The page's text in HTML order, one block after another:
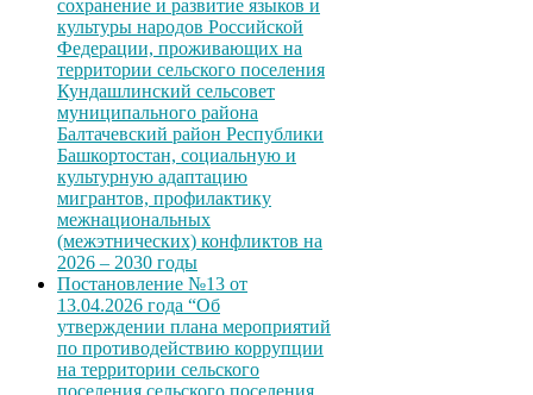
сохранение и развитие языков и
культуры народов Российской
Федерации, проживающих на
территории сельского поселения
Кундашлинский сельсовет
муниципального района
Балтачевский район Республики
Башкортостан, социальную и
культурную адаптацию
мигрантов, профилактику
межнациональных
(межэтнических) конфликтов на
2026 – 2030 годы
Постановление №13 от
13.04.2026 года “Об
утверждении плана мероприятий
по противодействию коррупции
на территории сельского